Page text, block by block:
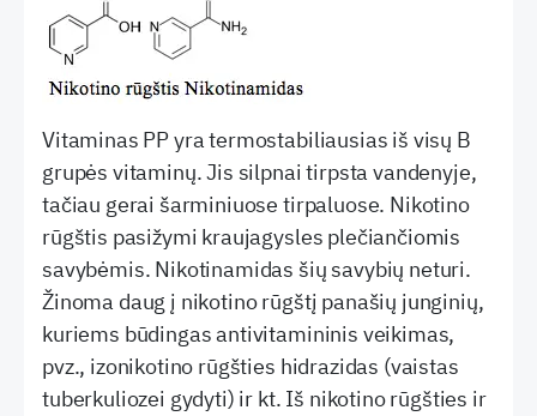
Vitaminas PP yra termostabiliausias iš visų B
grupės vitaminų. Jis silpnai tirpsta vandenyje,
tačiau gerai šarminiuose tirpaluose. Nikotino
rūgštis pasižymi kraujagysles plečiančiomis
savybėmis. Nikotinamidas šių savybių neturi.
Žinoma daug į nikotino rūgštį panašių junginių,
kuriems būdingas antivitamininis veikimas,
pvz., izonikotino rūgšties hidrazidas (vaistas
tuberkuliozei gydyti) ir kt. Iš nikotino rūgšties ir